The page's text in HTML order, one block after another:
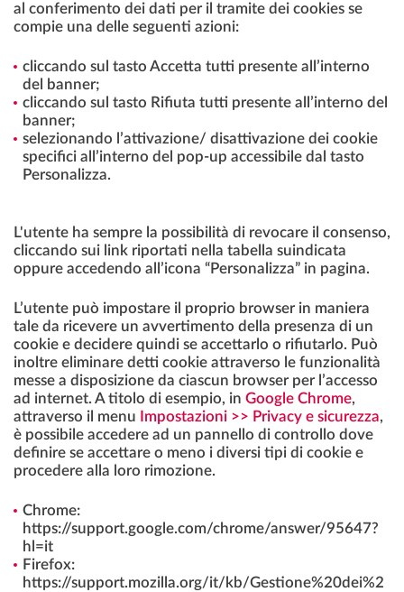
al conferimento dei dati per il tramite dei cookies se
compie una delle seguenti azioni:
cliccando sul tasto Accetta tutti presente all’interno
del banner;
cliccando sul tasto Rifiuta tutti presente all’interno del
banner;
selezionando l’attivazione/ disattivazione dei cookie
specifici all’interno del pop-up accessibile dal tasto
Personalizza.
L'utente ha sempre la possibilità di revocare il consenso,
cliccando sui link riportati nella tabella suindicata
oppure accedendo all’icona “Personalizza” in pagina.
L’utente può impostare il proprio browser in maniera
tale da ricevere un avvertimento della presenza di un
cookie e decidere quindi se accettarlo o rifiutarlo. Può
inoltre eliminare detti cookie attraverso le funzionalità
messe a disposizione da ciascun browser per l’accesso
ad internet. A titolo di esempio, in Google Chrome,
attraverso il menu Impostazioni >> Privacy e sicurezza,
è possibile accedere ad un pannello di controllo dove
definire se accettare o meno i diversi tipi di cookie e
procedere alla loro rimozione.
Chrome:
https://support.google.com/chrome/answer/95647?
hl=it
Firefox:
https://support.mozilla.org/it/kb/Gestione%20dei%2